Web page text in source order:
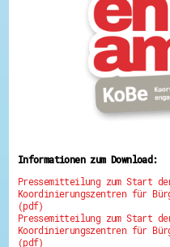
Informationen zum Download:
Pressemitteilung zum Start
Koordinierungszentren für
(pdf)
Pressemitteilung zum Start
Koordinierungszentren für
(pdf)